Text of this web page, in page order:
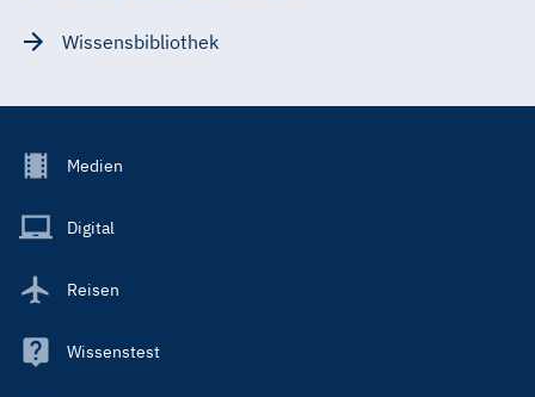
Wissensbibliothek
Footer
Main
Medien
Digital
Reisen
Wissenstest